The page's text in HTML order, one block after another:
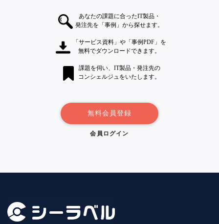
あなたの課題に合ったIT製品・
発注先を「事例」から探せます。
「サービス資料」や「事例PDF」を
無料でダウンロードできます。
課題を伺い、IT製品・発注先の
コンシェルジュをいたします。
無料会員登録
会員ログイン